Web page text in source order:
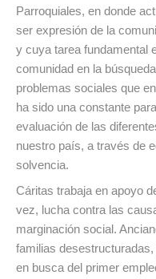
Parroquiales, en donde
ser expresión de la
y cuya tarea fundamental
comunidad en la
problemas sociales que
ha sido una constante
evaluación de las
nuestro país, a través de
solvencia.
Cáritas trabaja en apoyo
vez, lucha contra las
marginación social.
familias
en busca del primer